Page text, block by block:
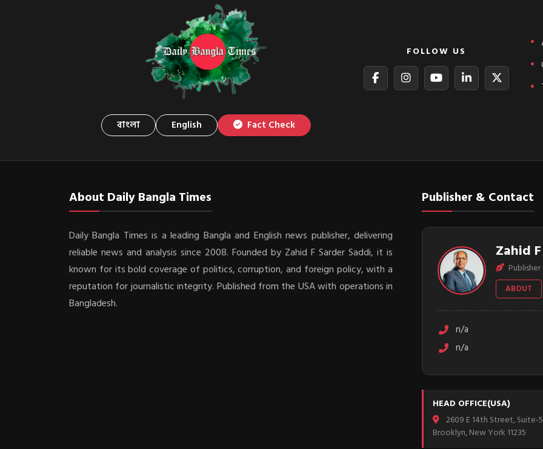
বাংলা English Fact Check
FOLLOW US
About Daily Bangla Times
Daily Bangla Times is a leading Bangla and English news publisher, delivering
reliable news and analysis since 2008. Founded by Zahid F Sarder Saddi, it is
known for its bold coverage of politics, corruption, and foreign policy, with a
reputation for journalistic integrity. Published from the USA with operations in
Bangladesh.
Publisher & Contact
Zahid
ABOUT
n/a
n/a
HEAD OFFICE(USA)
2609 E 14th Street, Suite-
Brooklyn, New York 11235